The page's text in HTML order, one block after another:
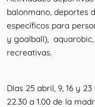
balonmano, deportes
específicos para
y goalball),
recreativas.
Días 25 abril, 9, 16 y
22.30 a 1.00 de la